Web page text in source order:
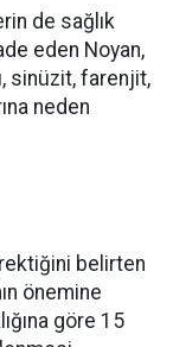
de sağlık
eden Noyan,
sinüzit, farenjit,
neden
belirten
önemine
göre 15